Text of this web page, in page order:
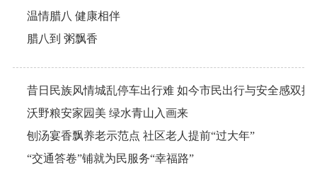
温情腊八 健康相伴
腊八到 粥飘香
昔日民族风情城乱停车出行难 如今市民出行与安全感双提
沃野粮安家园美 绿水青山入画来
刨汤宴香飘养老示范点 社区老人提前“过大年”
“交通答卷”铺就为民服务“幸福路”